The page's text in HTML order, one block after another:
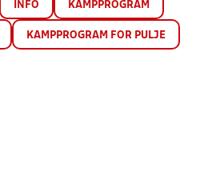
INFO KAMPPROGRAM
KAMPPROGRAM FOR PULJE